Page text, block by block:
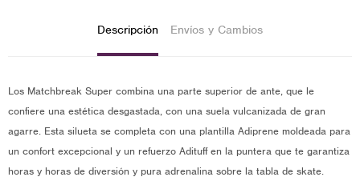
Descripción Envíos y Cambios
Los Matchbreak Super combina una parte superior de ante, que le
confiere una estética desgastada, con una suela vulcanizada de gran
agarre. Esta silueta se completa con una plantilla Adiprene moldeada para
un confort excepcional y un refuerzo Adituff en la puntera que te garantiza
horas y horas de diversión y pura adrenalina sobre la tabla de skate.